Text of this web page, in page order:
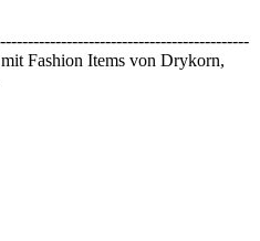
Fashion Items von Drykorn,